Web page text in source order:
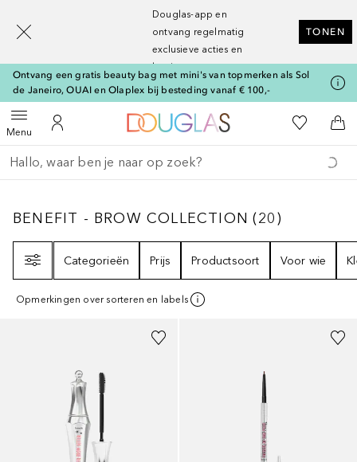
Douglas-app en
ontvang regelmatig
exclusieve acties en
kortingen
TONEN
Ontvang een gratis beauty bag met mini's van topmerken als Sol
de Janeiro, OUAI en Olaplex bij besteding vanaf € 100,-
MenuOpen menuNaar Mijn Account
Naar Douglas Home
Naar Mijn
Ga terug
Zoekopdracht uitvoeren
BENEFIT - BROW COLLECTION20
BENEFIT - BROW COLLECTION (20)
Categorieën
Prijs Productsoort Voor wie
Opmerkingen over sorteren en labels
[navigation.slideout.screenreader]